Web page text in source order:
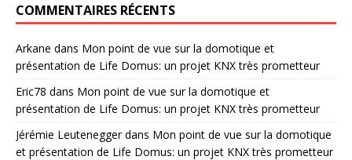
COMMENTAIRES RÉCENTS
Arkane dans Mon point de vue sur la domotique et
présentation de Life Domus: un projet KNX très prometteur
Eric78 dans Mon point de vue sur la domotique et
présentation de Life Domus: un projet KNX très prometteur
Jérémie Leuteneggerdans Mon point de vue sur la domotique
et présentation de Life Domus: un projet KNX très prometteur